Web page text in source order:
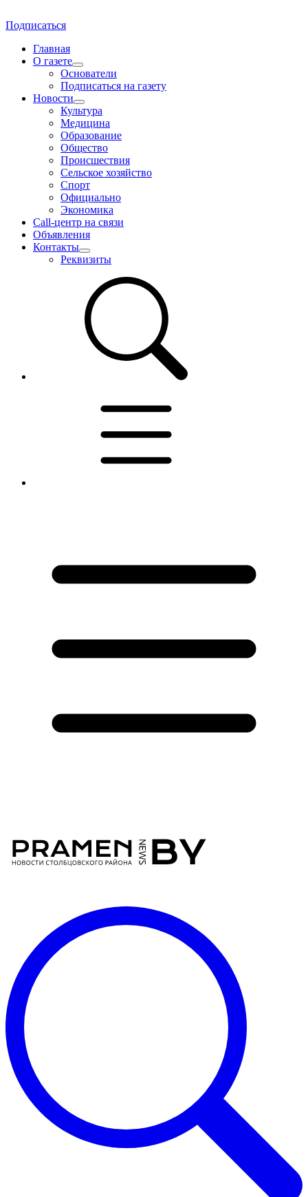
Подписаться
Главная
О газете
Основатели
Подписаться на газету
Новости
Культура
Медицина
Образование
Общество
Происшествия
Сельское хозяйство
Спорт
Официально
Экономика
Call-центр на связи
Объявления
Контакты
Реквизиты